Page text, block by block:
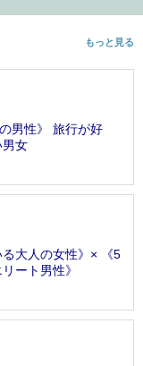
もっと見る
男性》 旅行が好
男女
る大人の女性》× 《5
ート男性》